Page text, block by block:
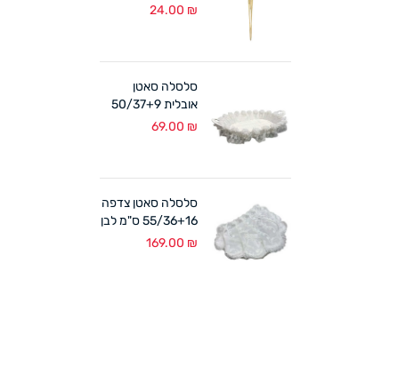
24.00 ₪
סלסלה סאטן
אובלית 50/37+9
ס"מ לבן
69.00 ₪
סלסלה סאטן צדפה
55/36+16 ס"מ לבן
169.00 ₪